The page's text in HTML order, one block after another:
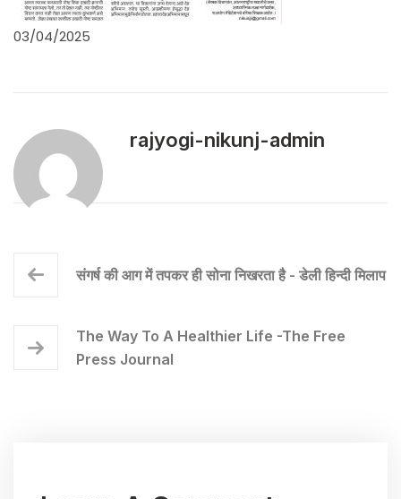
03/04/2025
rajyogi-nikunj-admin
संगर्ष की आग में तपकर ही सोना निखरता है - डेली हिन्दी मिलाप
The Way To A Healthier Life -The Free
Press Journal